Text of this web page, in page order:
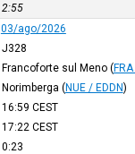
2:55
03/ago/2026
J328
Francoforte sul Meno (
Norimberga (NUE / EDDN)
16:59 CEST
17:22 CEST
0:23